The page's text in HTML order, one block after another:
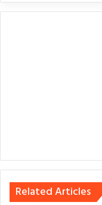
Related Articles